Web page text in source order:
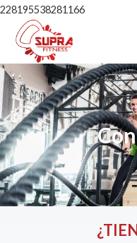
228195538281166Ir